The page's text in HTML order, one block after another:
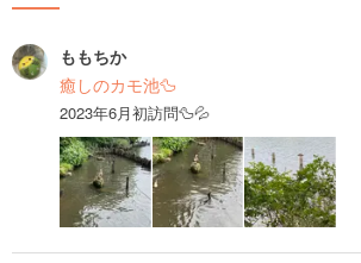
ももちか
癒しのカモ池🦆
2023年6月初訪問🦆💦